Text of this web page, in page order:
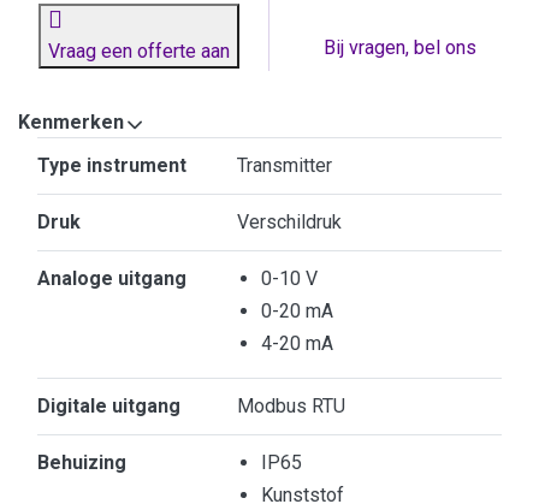
Vraag een offerte aan Bij vragen, bel ons
Kenmerken
Type instrument Transmitter
Druk Verschildruk
Analoge uitgang
0-10 V
0-20 mA
4-20 mA
Digitale uitgang Modbus RTU
Behuizing
IP65
Kunststof